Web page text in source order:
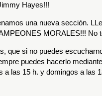
Hayes!!!
una nueva sección.
MORALES!!! No
que si no puedes
puedes hacerlo
a las 15 h. y domingos a las